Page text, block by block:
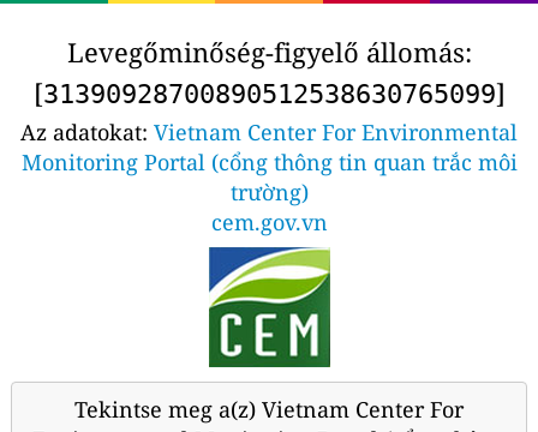
Levegőminőség-figyelő állomás:
[31390928700890512538630765099]
Az adatokat: Vietnam Center For Environmental
Monitoring Portal (cổng thông tin quan trắc môi
trường)
cem.gov.vn
Tekintse meg a(z) Vietnam Center For